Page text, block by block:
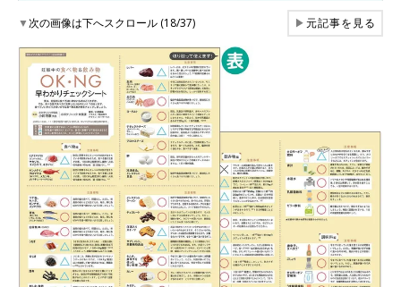
▼次の画像は下へスクロール (18/37) ▶元記事を見る